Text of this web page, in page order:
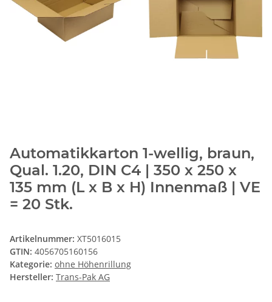
Automatikkarton 1-wellig, braun,
Qual. 1.20, DIN C4 | 350 x 250 x
135 mm (L x B x H) Innenmaß | VE
= 20 Stk.
Artikelnummer: XT5016015
GTIN: 4056705160156
Kategorie: ohne Höhenrillung
Hersteller: Trans-Pak AG